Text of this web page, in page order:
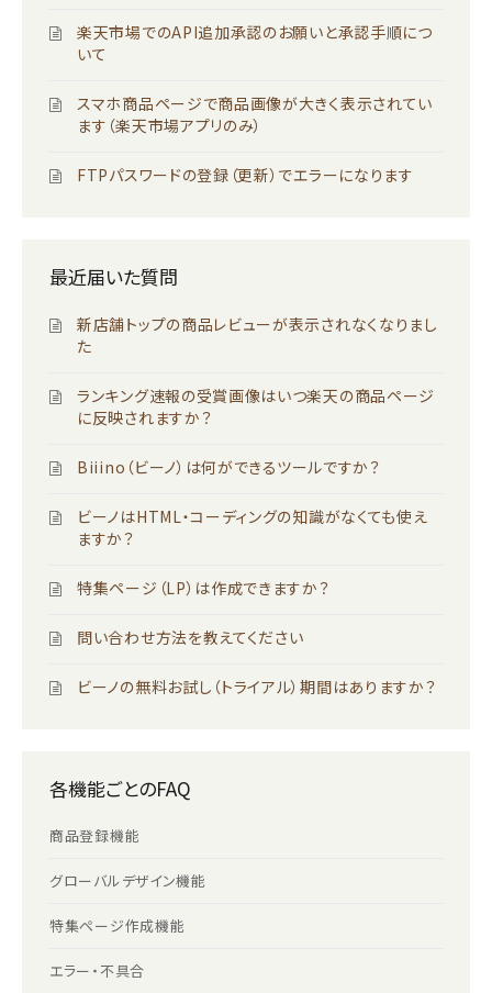
楽天市場でのAPI追加承認のお願いと承認手順につ
いて
スマホ商品ページで商品画像が大きく表示されてい
ます（楽天市場アプリのみ）
FTPパスワードの登録（更新）でエラーになります
最近届いた質問
新店舗トップの商品レビューが表示されなくなりまし
た
ランキング速報の受賞画像はいつ楽天の商品ページ
に反映されますか？
Biiino（ビーノ）は何ができるツールですか？
ビーノはHTML・コーディングの知識がなくても使え
ますか？
特集ページ（LP）は作成できますか？
問い合わせ方法を教えてください
ビーノの無料お試し（トライアル）期間はありますか？
各機能ごとのFAQ
商品登録機能
グローバルデザイン機能
特集ページ作成機能
エラー・不具合